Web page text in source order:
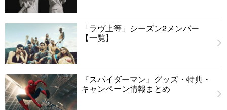
「ラヴ上等」シーズン2メンバー
【一覧】
『スパイダーマン』グッズ・特典・
キャンペーン情報まとめ